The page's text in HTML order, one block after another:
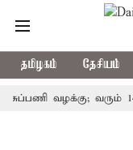
தமிழகம் தேசியம்
வழக்கு; வரும்